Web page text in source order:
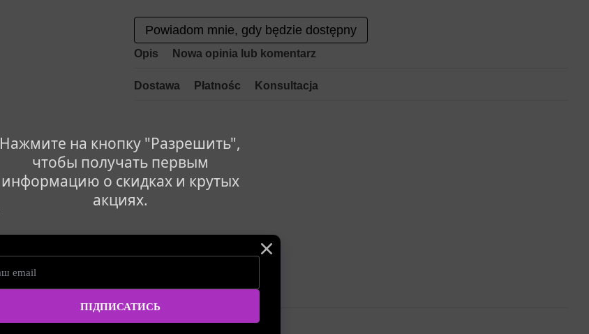
Нажмите на кнопку "Разрешить",
чтобы получать первым
информацию о скидках и крутых
акциях.
Powiadom mnie, gdy będzie dostępny
Opis Nowa opinia lub komentarz
Dostawa Płatnośc Konsultacja